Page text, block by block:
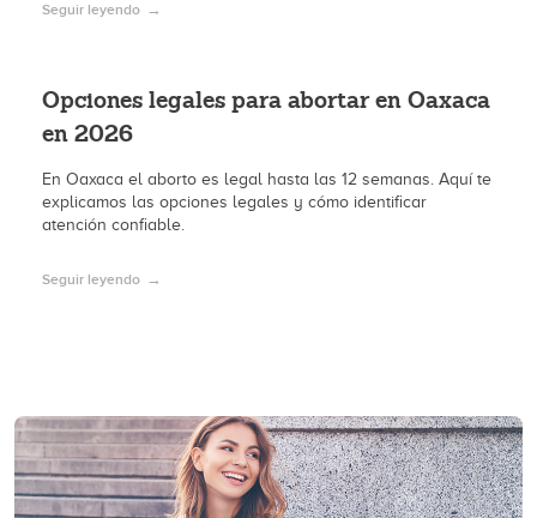
Seguir leyendo
Opciones legales para abortar en Oaxaca
en 2026
En Oaxaca el aborto es legal hasta las 12 semanas. Aquí te
explicamos las opciones legales y cómo identificar
atención confiable.
Seguir leyendo